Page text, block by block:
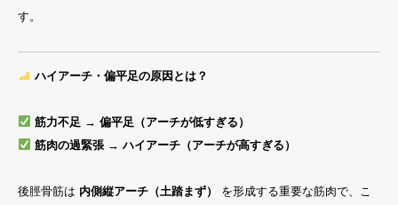
す。
ハイアーチ・偏平足の原因とは？
筋力不足 → 偏平足（アーチが低すぎる）
筋肉の過緊張 → ハイアーチ（アーチが高すぎる）
後脛骨筋は 内側縦アーチ（土踏まず）
を形成する重要な筋肉で、こ